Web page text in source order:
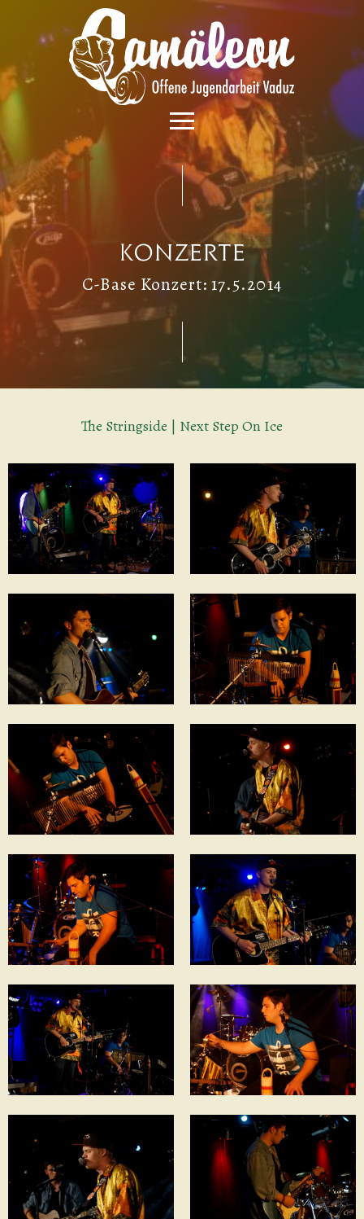
Konzerte
C-Base Konzert: 17.5.2014
The Stringside | Next Step On Ice